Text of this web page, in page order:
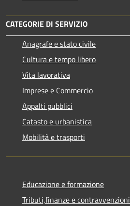
CATEGORIE DI SERVIZIO
Anagrafe e stato civile
Cultura e tempo libero
Vita lavorativa
Imprese e Commercio
Appalti pubblici
Catasto e urbanistica
Mobilità e trasporti
Educazione e formazione
Tributi,finanze e contravvenzioni